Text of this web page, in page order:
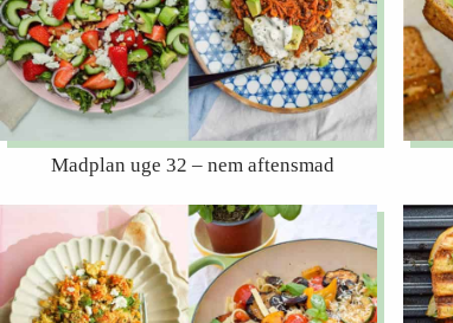
Madplan uge 32 – nem aftensmad